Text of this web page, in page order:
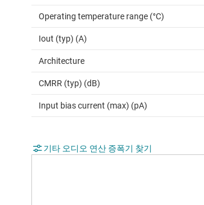
Operating temperature range (°C)
Iout (typ) (A)
Architecture
CMRR (typ) (dB)
Input bias current (max) (pA)
기타 오디오 연산 증폭기 찾기